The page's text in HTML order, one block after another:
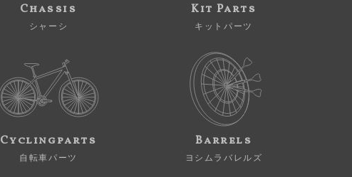
Chassis
シャーシ
Kit Parts
キットパーツ
Cyclingparts
自転車パーツ
Barrels
ヨシムラバレルズ